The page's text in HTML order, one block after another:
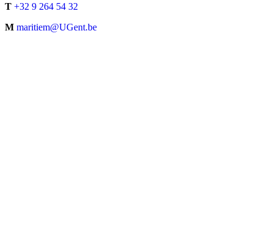
T +32 9 264 54 32
M maritiem@UGent.be